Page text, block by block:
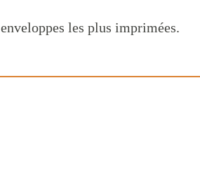
les plus imprimées.